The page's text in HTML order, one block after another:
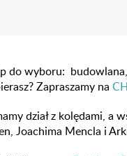
do wyboru:
Zapraszamy na
dział z kolędami, a
Joachima Mencla i